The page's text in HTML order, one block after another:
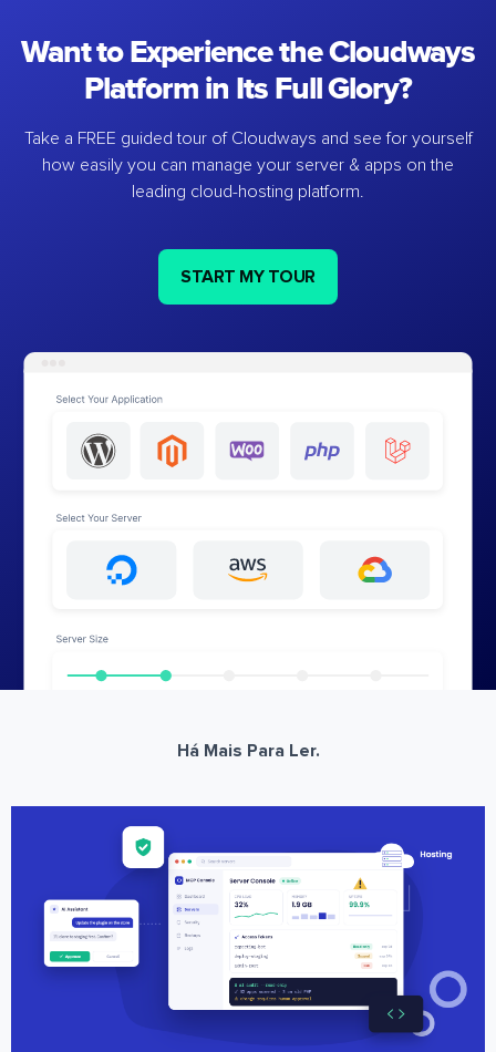
Want to Experience the Cloudways
Platform in Its Full Glory?
Take a FREE guided tour of Cloudways and see for yourself
how easily you can manage your server & apps on the
leading cloud-hosting platform.
START MY TOUR
Há Mais Para Ler.